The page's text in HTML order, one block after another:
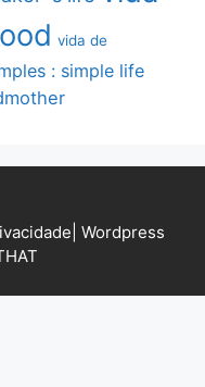
vida de
: simple life
Wordpress